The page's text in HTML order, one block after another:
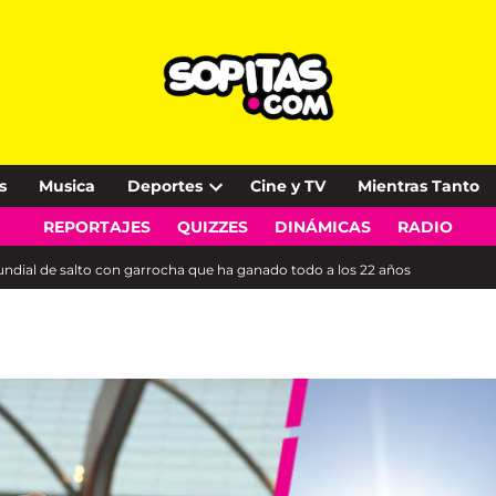
Musica Deportes
Open
dropdown
Cine y TV Mientras Tanto
REPORTAJES QUIZZES DINÁMICAS RADIO
de salto con garrocha que ha ganado todo a los 22 años